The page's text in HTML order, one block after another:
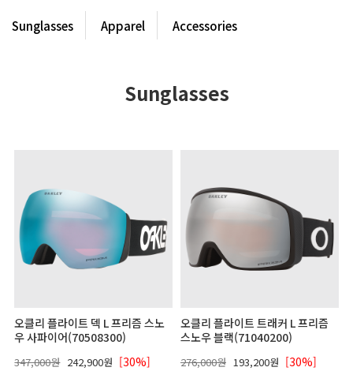
Sunglasses Apparel Accessories
Sunglasses
오클리 플라이트 덱 L 프리즘 스노
우 사파이어(70508300)
347,000원 242,900원 [30%]
오클리 플라이트 트래커 L 프리즘
스노우 블랙(71040200)
276,000원 193,200원 [30%]